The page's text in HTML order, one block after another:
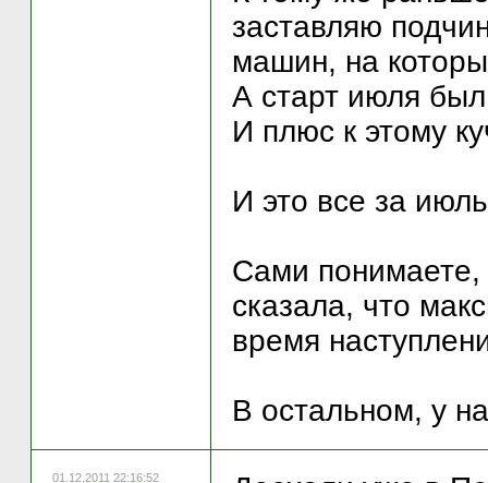
заставляю
машин, на
А старт июля
И плюс к этому
И это все за
Сами понимаете,
сказала, что
время
В остальном, у
01.12.2011 22:16:52